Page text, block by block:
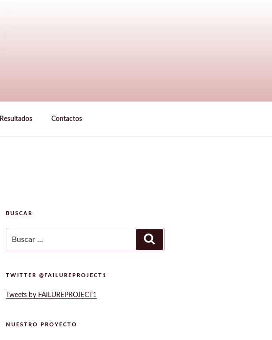
Resultados Contactos
BUSCAR
por:
TWITTER @FAILUREPROJECT1
Tweets by FAILUREPROJECT1
NUESTRO PROYECTO